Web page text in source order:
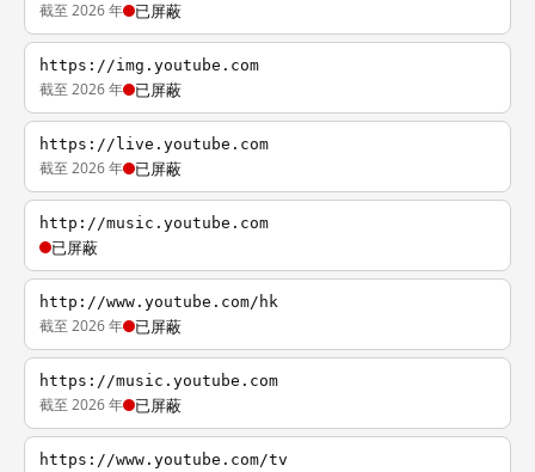
截至 2026 年 已屏蔽
https://img.youtube.com
截至 2026 年 已屏蔽
https://live.youtube.com
截至 2026 年 已屏蔽
http://music.youtube.com
已屏蔽
http://www.youtube.com/hk
截至 2026 年 已屏蔽
https://music.youtube.com
截至 2026 年 已屏蔽
https://www.youtube.com/tv